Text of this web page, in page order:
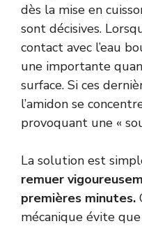
dès la mise en
sont décisives.
contact avec l’eau
une importante
surface. Si ces
l’amidon se
provoquant une «
La solution est
remuer
premières minutes.
mécanique évite